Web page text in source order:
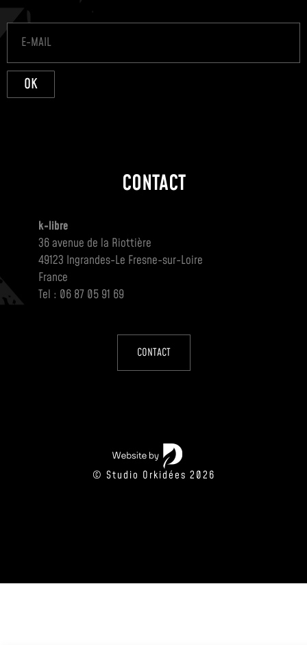
OK
CONTACT
k-libre
36 avenue de la Riottière
49123 Ingrandes-Le Fresne-sur-Loire
France
Tel : 06 87 05 91 69
CONTACT
© Studio Orkidées 2026